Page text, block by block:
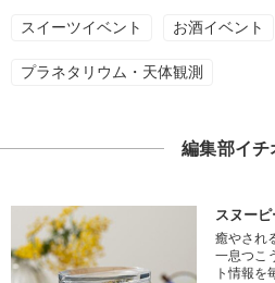
スイーツイベント お酒イベント
プラネタリウム・天体観測
編集部イチ
スヌー
癒やされ
一息つこ
ト情報を